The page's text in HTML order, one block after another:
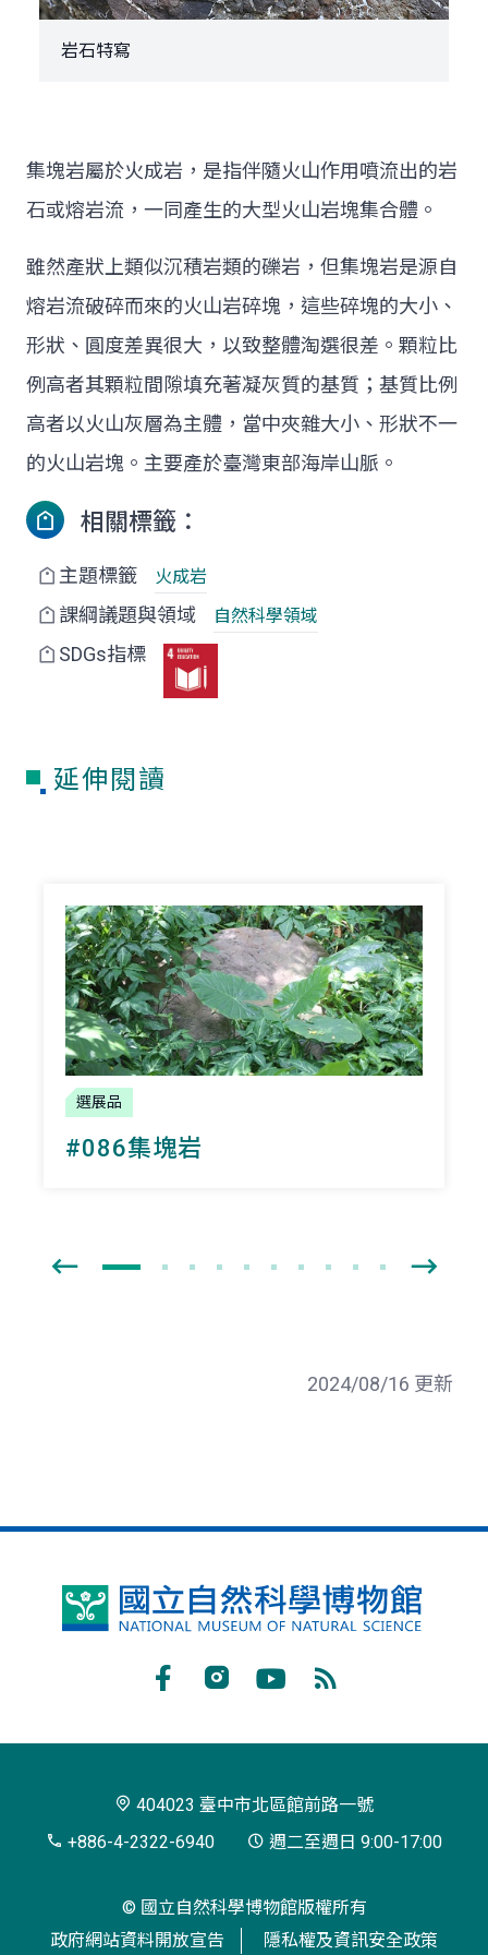
岩石特寫
集塊岩屬於火成岩，是指伴隨火山作用噴流出的岩
石或熔岩流，一同產生的大型火山岩塊集合體。
雖然產狀上類似沉積岩類的礫岩，但集塊岩是源自
熔岩流破碎而來的火山岩碎塊，這些碎塊的大小、
形狀、圓度差異很大，以致整體淘選很差。顆粒比
例高者其顆粒間隙填充著凝灰質的基質；基質比例
高者以火山灰層為主體，當中夾雜大小、形狀不一
的火山岩塊。主要產於臺灣東部海岸山脈。
相關標籤：
主題標籤 火成岩
課綱議題與領域 自然科學領域
SDGs指標
延伸閱讀
選展品
#086集塊岩
2024/08/16 更新
國
博
閱
404023 臺中市北區館前路一號
+886-4-2322-6940
週二至週日 9:00-17:00
© 國立自然科學博物館版權所有
政府網站資料開放宣告
隱私權及資訊安全政策